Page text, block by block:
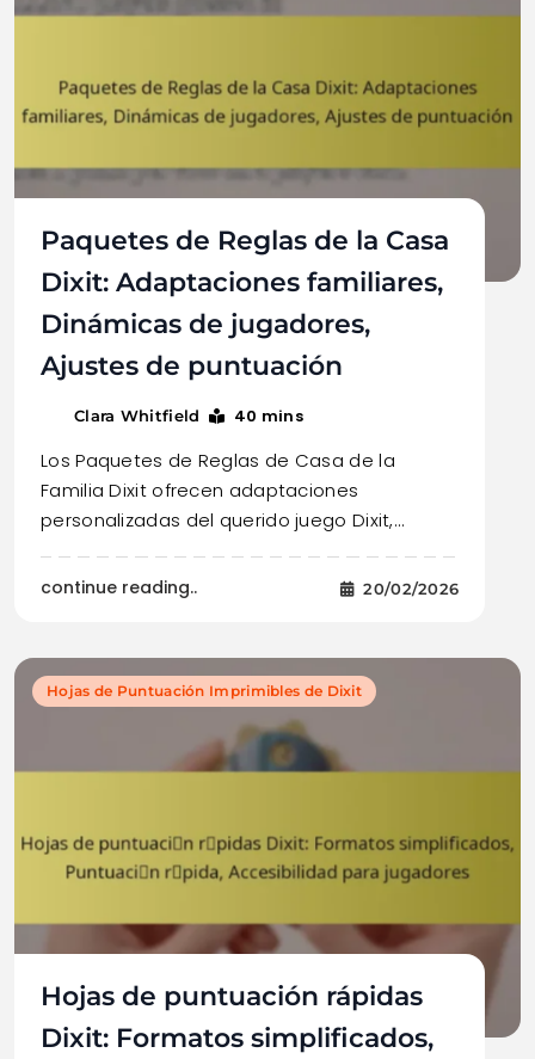
Paquetes de Reglas de la Casa
Dixit: Adaptaciones familiares,
Dinámicas de jugadores,
Ajustes de puntuación
Clara Whitfield 40 mins
Los Paquetes de Reglas de Casa de la
Familia Dixit ofrecen adaptaciones
personalizadas del querido juego Dixit,…
continue reading.. 20/02/2026
Hojas de Puntuación Imprimibles de Dixit
Hojas de puntuación rápidas
Dixit: Formatos simplificados,